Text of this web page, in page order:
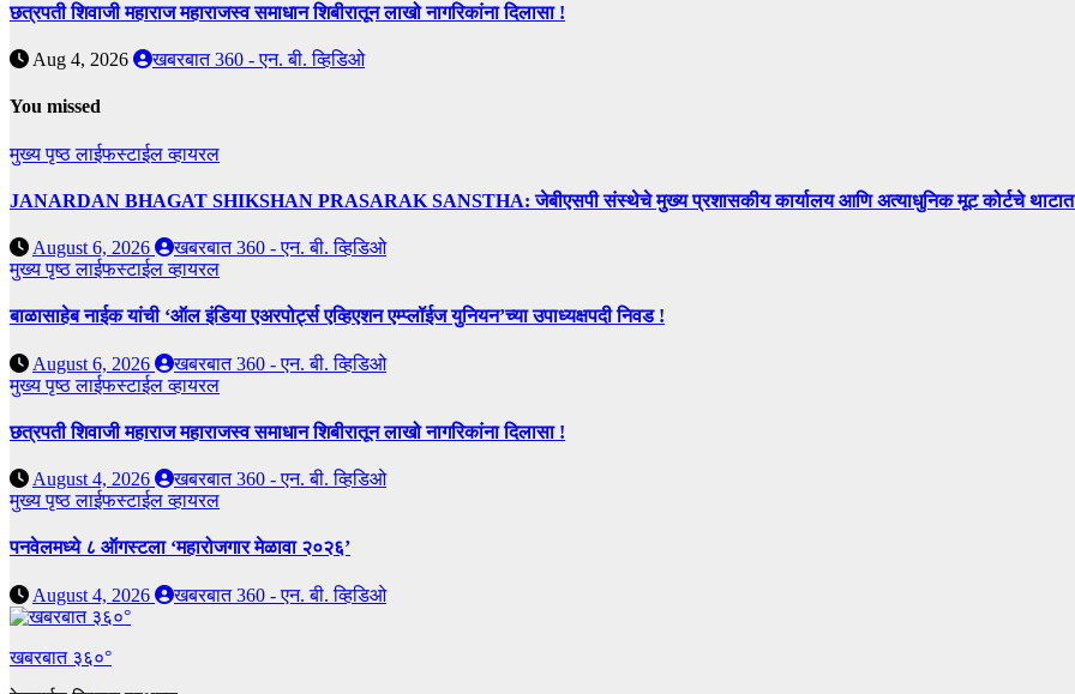
छत्रपती शिवाजी महाराज महाराजस्व समाधान शिबीरातून लाखो नागरिकांना दिलासा !
Aug 4, 2026 खबरबात 360 - एन. बी. व्हिडिओ
You missed
मुख्य पृष्ठलाईफस्टाईलव्हायरल
JANARDAN BHAGAT SHIKSHAN PRASARAK SANSTHA: जेबीएसपी संस्थेचे मुख्य प्रशासकीय कार्यालय आणि अत्याधुनिक मूट कोर्टचे थाटात
August 6, 2026
खबरबात 360 - एन. बी. व्हिडिओ
मुख्य पृष्ठलाईफस्टाईलव्हायरल
बाळासाहेब नाईक यांची ‘ऑल इंडिया एअरपोर्ट्स एव्हिएशन एम्प्लॉईज युनियन’च्या उपाध्यक्षपदी निवड !
August 6, 2026
खबरबात 360 - एन. बी. व्हिडिओ
मुख्य पृष्ठलाईफस्टाईलव्हायरल
छत्रपती शिवाजी महाराज महाराजस्व समाधान शिबीरातून लाखो नागरिकांना दिलासा !
August 4, 2026
खबरबात 360 - एन. बी. व्हिडिओ
मुख्य पृष्ठलाईफस्टाईलव्हायरल
पनवेलमध्ये ८ ऑगस्टला ‘महारोजगार मेळावा २०२६’
August 4, 2026 खबरबात 360 - एन. बी. व्हिडिओ
खबरबात ३६०°